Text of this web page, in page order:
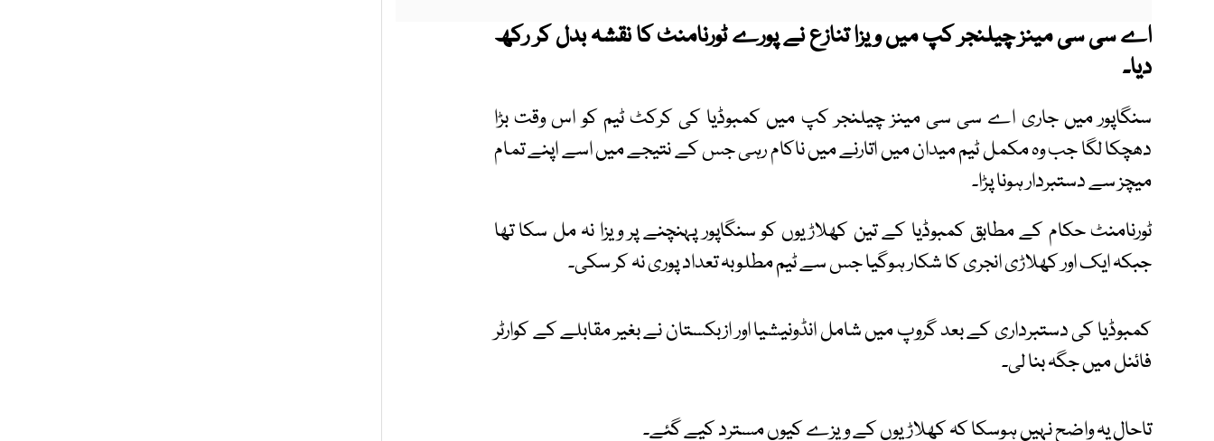
اے سی سی مینز چیلنجر کپ میں ویزا تنازع نے پورے ٹورنامنٹ کا نقشہ بدل کر رکھ
دیا۔
سنگاپور میں جاری اے سی سی مینز چیلنجر کپ میں کمبوڈیا کی کرکٹ ٹیم کو اس وقت بڑا
دھچکا لگا جب وہ مکمل ٹیم میدان میں اتارنے میں ناکام رہی جس کے نتیجے میں اسے اپنے تمام
میچز سے دستبردار ہونا پڑا۔
ٹورنامنٹ حکام کے مطابق کمبوڈیا کے تین کھلاڑیوں کو سنگاپور پہنچنے پر ویزا نہ مل سکا تھا
جبکہ ایک اور کھلاڑی انجری کا شکار ہوگیا جس سے ٹیم مطلوبہ تعداد پوری نہ کر سکی۔
کمبوڈیا کی دستبرداری کے بعد گروپ میں شامل انڈونیشیا اور ازبکستان نے بغیر مقابلے کے کوارٹر
فائنل میں جگہ بنا لی۔
تاحال یہ واضح نہیں ہوسکا کہ کھلاڑیوں کے ویزے کیوں مسترد کیے گئے۔